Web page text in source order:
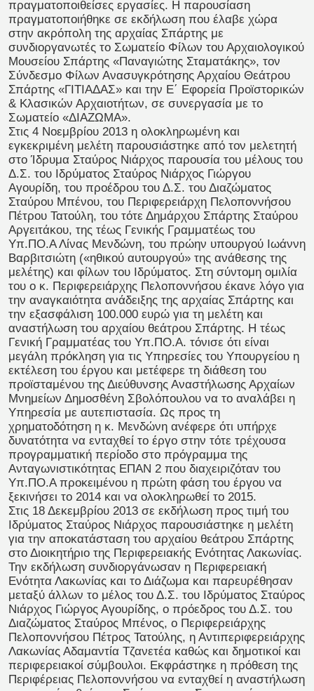
πραγματοποιθείσες εργασίες. Η παρουσίαση
πραγματοποιήθηκε σε εκδήλωση που έλαβε χώρα
στην ακρόπολη της αρχαίας Σπάρτης με
συνδιοργανωτές το Σωματείο Φίλων του Αρχαιολογικού
Μουσείου Σπάρτης «Παναγιώτης Σταματάκης», τον
Σύνδεσμο Φίλων Ανασυγκρότησης Αρχαίου Θεάτρου
Σπάρτης «ΓΙΤΙΑΔΑΣ» και την Ε΄ Εφορεία Προϊστορικών
& Κλασικών Αρχαιοτήτων, σε συνεργασία με το
Σωματείο «ΔΙΑΖΩΜΑ».
Στις 4 Νοεμβρίου 2013 η ολοκληρωμένη και
εγκεκριμένη μελέτη παρουσιάστηκε από τον μελετητή
στο Ίδρυμα Σταύρος Νιάρχος παρουσία του μέλους του
Δ.Σ. του Ιδρύματος Σταύρος Νιάρχος Γιώργου
Αγουρίδη, του προέδρου του Δ.Σ. του Διαζώματος
Σταύρου Μπένου, του Περιφερειάρχη Πελοποννήσου
Πέτρου Τατούλη, του τότε Δημάρχου Σπάρτης Σταύρου
Αργειτάκου, της τέως Γενικής Γραμματέως του
Υπ.ΠΟ.Α Λίνας Μενδώνη, του πρώην υπουργού Ιωάννη
Βαρβιτσιώτη («ηθικού αυτουργού» της ανάθεσης της
μελέτης) και φίλων του Ιδρύματος. Στη σύντομη ομιλία
του ο κ. Περιφερειάρχης Πελοποννήσου έκανε λόγο για
την αναγκαιότητα ανάδειξης της αρχαίας Σπάρτης και
την εξασφάλιση 100.000 ευρώ για τη μελέτη και
αναστήλωση του αρχαίου θεάτρου Σπάρτης. Η τέως
Γενική Γραμματέας του Υπ.ΠΟ.Α. τόνισε ότι είναι
μεγάλη πρόκληση για τις Υπηρεσίες του Υπουργείου η
εκτέλεση του έργου και μετέφερε τη διάθεση του
προϊσταμένου της Διεύθυνσης Αναστήλωσης Αρχαίων
Μνημείων Δημοσθένη Σβολόπουλου να το αναλάβει η
Υπηρεσία με αυτεπιστασία. Ως προς τη
χρηματοδότηση η κ. Μενδώνη ανέφερε ότι υπήρχε
δυνατότητα να ενταχθεί το έργο στην τότε τρέχουσα
προγραμματική περίοδο στο πρόγραμμα της
Ανταγωνιστικότητας ΕΠΑΝ 2 που διαχειριζόταν του
Υπ.ΠΟ.Α προκειμένου η πρώτη φάση του έργου να
ξεκινήσει το 2014 και να ολοκληρωθεί το 2015.
Στις 18 Δεκεμβρίου 2013 σε εκδήλωση προς τιμή του
Ιδρύματος Σταύρος Νιάρχος παρουσιάστηκε η μελέτη
για την αποκατάσταση του αρχαίου θεάτρου Σπάρτης
στο Διοικητήριο της Περιφερειακής Ενότητας Λακωνίας.
Την εκδήλωση συνδιοργάνωσαν η Περιφερειακή
Ενότητα Λακωνίας και το Διάζωμα και παρευρέθησαν
μεταξύ άλλων το μέλος του Δ.Σ. του Ιδρύματος Σταύρος
Νιάρχος Γιώργος Αγουρίδης, ο πρόεδρος του Δ.Σ. του
Διαζώματος Σταύρος Μπένος, ο Περιφερειάρχης
Πελοποννήσου Πέτρος Τατούλης, η Αντιπεριφερειάρχης
Λακωνίας Αδαμαντία Τζανετέα καθώς και δημοτικοί και
περιφερειακοί σύμβουλοι. Εκφράστηκε η πρόθεση της
Περιφέρειας Πελοποννήσου να ενταχθεί η αναστήλωση